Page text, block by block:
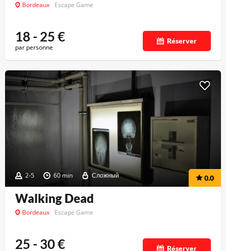
Bordeaux Escape Game
18 - 25€
par personne
Réserver
2-5 60 min Сложный 0.0
Walking Dead
Bordeaux Escape Game
25 - 30€ Réserver